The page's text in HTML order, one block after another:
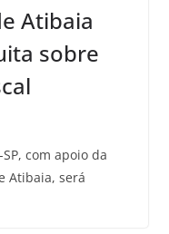
Atibaia
sobre
com apoio da
Atibaia, será